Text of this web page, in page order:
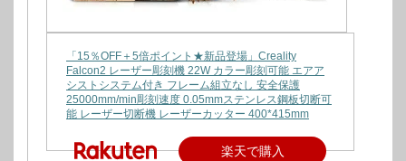
「15％OFF＋5倍ポイント★新品登場」Creality
Falcon2 レーザー彫刻機 22W カラー彫刻可能 エアア
シストシステム付き フレーム組立なし 安全保護
25000mm/min彫刻速度 0.05mmステンレス鋼板切断可
能 レーザー切断機 レーザーカッター 400*415mm
楽天で購入